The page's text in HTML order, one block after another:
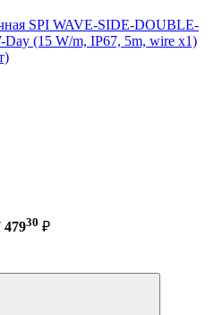
SPI WAVE-SIDE-DOUBLE-
(15 W/m, IP67, 5m, wire x1)
47930 ₽